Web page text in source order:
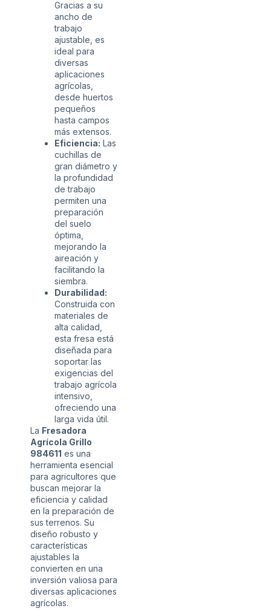
Gracias a su
ancho de
trabajo
ajustable, es
ideal para
diversas
aplicaciones
agrícolas,
desde huertos
pequeños
hasta campos
más extensos.
Eficiencia: Las
cuchillas de
gran diámetro y
la profundidad
de trabajo
permiten una
preparación
del suelo
óptima,
mejorando la
aireación y
facilitando la
siembra.
Durabilidad:
Construida con
materiales de
alta calidad,
esta fresa está
diseñada para
soportar las
exigencias del
trabajo agrícola
intensivo,
ofreciendo una
larga vida útil.
La Fresadora
Agrícola Grillo
984611 es una
herramienta esencial
para agricultores que
buscan mejorar la
eficiencia y calidad
en la preparación de
sus terrenos. Su
diseño robusto y
características
ajustables la
convierten en una
inversión valiosa para
diversas aplicaciones
agrícolas.